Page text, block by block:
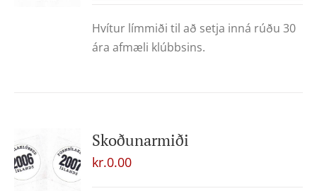
Hvítur límmiði til að setja inná rúðu 30
ára afmæli klúbbsins.
Skoðunarmiði
kr.0.00